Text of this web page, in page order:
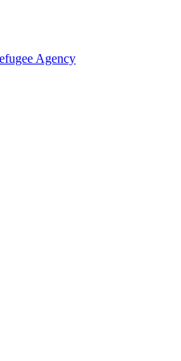
Agency